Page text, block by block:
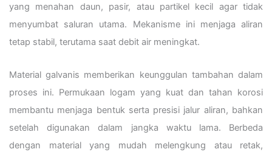
yang menahan daun, pasir, atau partikel kecil agar tidak
menyumbat saluran utama. Mekanisme ini menjaga aliran
tetap stabil, terutama saat debit air meningkat.
Material galvanis memberikan keunggulan tambahan dalam
proses ini. Permukaan logam yang kuat dan tahan korosi
membantu menjaga bentuk serta presisi jalur aliran, bahkan
setelah digunakan dalam jangka waktu lama. Berbeda
dengan material yang mudah melengkung atau retak,